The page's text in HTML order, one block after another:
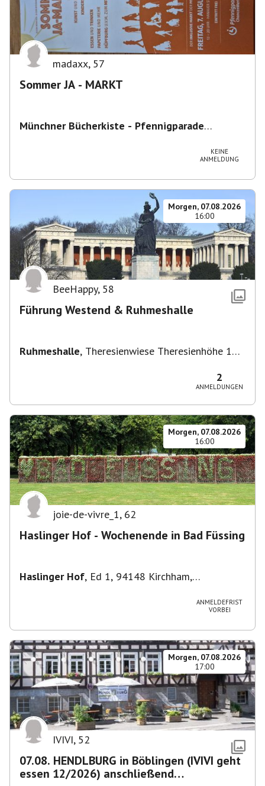
madaxx, 57
Sommer JA - MARKT
Münchner Bücherkiste - Pfennigparade
KEINE
ANMELDUNG
Morgen, 07.08.2026
16:00
BeeHappy, 58
Führung Westend & Ruhmeshalle
Ruhmeshalle, Theresienwiese Theresienhöhe 16,
2
ANMELDUNGEN
Morgen, 07.08.2026
16:00
joie-de-vivre_1, 62
Haslinger Hof - Wochenende in Bad Füssing
Haslinger Hof, Ed 1, 94148 Kirchham,
ANMELDEFRIST
VORBEI
Morgen, 07.08.2026
17:00
IVIVI, 52
07.08. HENDLBURG in Böblingen (IVIVI geht
essen 12/2026) anschließend